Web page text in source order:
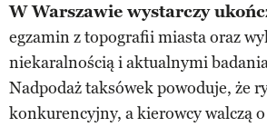
W Warszawie wystarczy
egzamin z topografii miasta oraz
niekaralnością i aktualnymi
Nadpodaż taksówek powoduje, że
konkurencyjny, a kierowcy walczą